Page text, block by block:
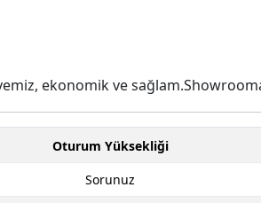
ekonomik ve
Oturum Yüksekliği
Sorunuz